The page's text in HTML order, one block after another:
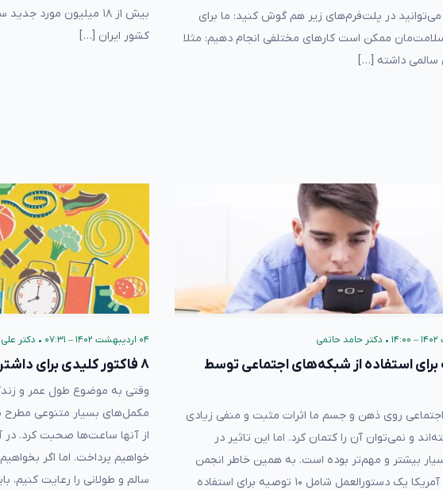
در پلت‌فرم‌های زیر هم گوش کنید: ما برای
ممکن است کارهای مختلفی انجام دهیم: مثلا
سالمی داشته […]
بیش از ۱۸ میلیون
کشور ایران […]
• دکتر حامد حاتمی
برای استفاده از شبکه‌های اجتماعی توسط
روی ذهن و جسم ما اثرات مثبت و منفی زیادی
و نمی‌توان آن را کتمان کرد. اما این تاثیر در
بیشتر و مهم‌تر بوده است. به همین خاطر انجمن
روانشناسی آمریکا یک دستورالعمل شامل ۱۰ توصیه برای استفاده
۰۴ اردیبهشت ۱۴۰۲ – ۰۷:۳۱ • دکتر
۸ فاکتور کلیدی برای داشتن زندگی سالم و عمر طولانی
وقتی به موضوع طول عمر و
مکمل‌های بسیار متنوعی مطرح
از آنها ساعت‌ها صحبت کرد. در
خواهیم پرداخت. اما اگر
سالم و طولانی را رعایت کنیم، باید